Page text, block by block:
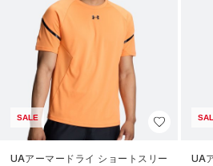
SALE
UAアーマードライ ショートスリー
UA